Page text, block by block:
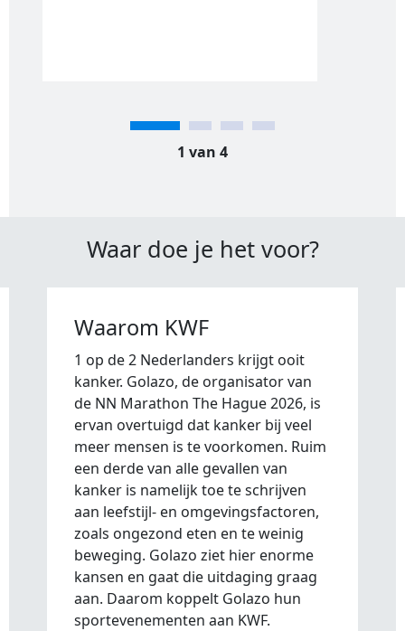
1 van 4
Waar doe je het voor?
Waarom KWF
1 op de 2 Nederlanders krijgt ooit
kanker. Golazo, de organisator van
de NN Marathon The Hague 2026, is
ervan overtuigd dat kanker bij veel
meer mensen is te voorkomen. Ruim
een derde van alle gevallen van
kanker is namelijk toe te schrijven
aan leefstijl- en omgevingsfactoren,
zoals ongezond eten en te weinig
beweging. Golazo ziet hier enorme
kansen en gaat die uitdaging graag
aan. Daarom koppelt Golazo hun
sportevenementen aan KWF.